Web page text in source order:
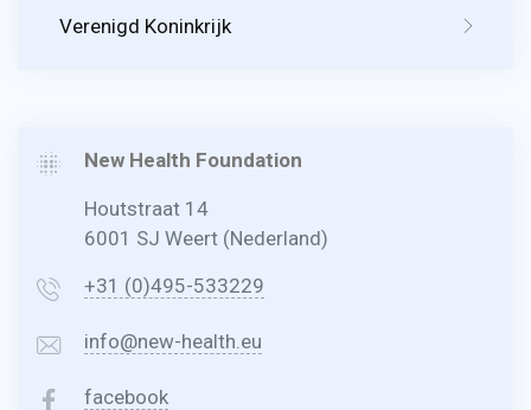
Verenigd Koninkrijk
New Health Foundation
Houtstraat 14
6001 SJ Weert (Nederland)
+31 (0)495-533229
info@new-health.eu
facebook